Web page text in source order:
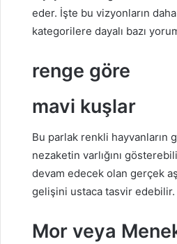
eder. İşte bu vizyonların
kategorilere dayalı bazı
renge göre
mavi kuşlar
Bu parlak renkli hayvanların
nezaketin varlığını
devam edecek olan gerçek
gelişini ustaca tasvir edebilir.
Mor veya